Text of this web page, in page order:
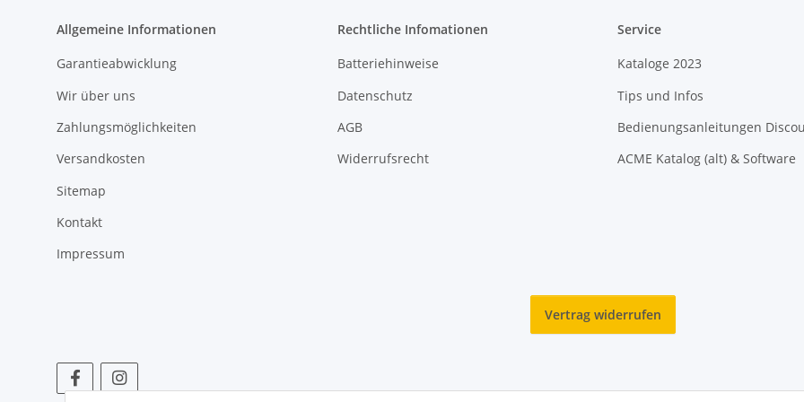
Allgemeine Informationen
Garantieabwicklung
Wir über uns
Zahlungsmöglichkeiten
Versandkosten
Sitemap
Kontakt
Impressum
Rechtliche Infomationen
Batteriehinweise
Datenschutz
AGB
Widerrufsrecht
Service
Kataloge 2023
Tips und Infos
Bedienungsanleitungen
ACME Katalog (alt) & Software
Vertrag widerrufen